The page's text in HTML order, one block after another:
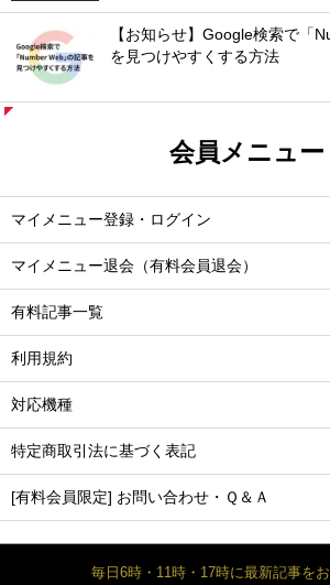
【お知らせ】Google検索で「
を見つけやすくする方法
会員メニュー
マイメニュー登録・ログイン
マイメニュー退会（有料会員退会）
有料記事一覧
利用規約
対応機種
特定商取引法に基づく表記
[有料会員限定] お問い合わせ・Ｑ＆Ａ
毎日6時・11時・17時に最新記事を